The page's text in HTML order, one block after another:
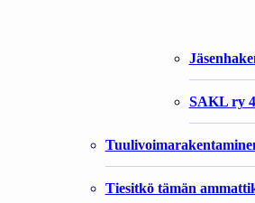
Elinkeinokalatalouden
Kalat ja kalatalous
Vahinkoeläimet
Tiesitkö tämän
SAKL ry